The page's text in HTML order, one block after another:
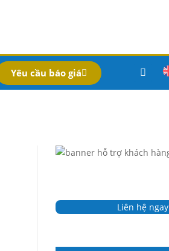
Yêu cầu báo giá
Liên hệ ngay